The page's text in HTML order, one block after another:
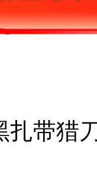
扎带猎